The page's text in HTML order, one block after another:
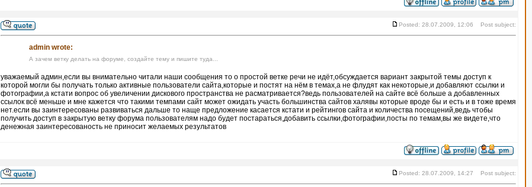
Posted: 28.07.2009, 12:06 Post subject:
admin wrote:
А зачем ветку делать на форуме, создайте тему и пишите туда...
уважаемый админ,если вы внимательно читали наши сообщения то о простой ветке речи не идёт,обсуждается вариант закрытой темы доступ к
которой могли бы получать только активные пользователи сайта,которые и постят на нём в темах,а не флудят как некоторые,и добавляют ссылки и
фотографии,а кстати вопрос об увеличении дискового пространства не расматривается?ведь пользователей на сайте всё больше а добавленных
ссылок всё меньше и мне кажется что такими темпами сайт может ожидать участь большинства сайтов халявы которые вроде бы и есть и в тоже время
нет.если вы заинтересованы развиваться дальше то наще предложение касается кстати и рейтингов сайта и количества посещений,ведь чтобы
получить доступ в закрытую ветку форума пользователям надо будет постараться,добавить ссылки,фотографии,посты по темам,вы же видете,что
денежная заинтересованость не приносит желаемых результатов
Posted: 28.07.2009, 14:27 Post subject: